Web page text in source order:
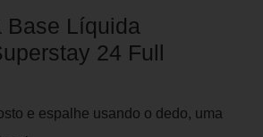
Base Líquida
24 Full
e espalhe usando o dedo, uma